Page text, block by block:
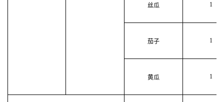
丝瓜 1
茄子 1
黄瓜 1